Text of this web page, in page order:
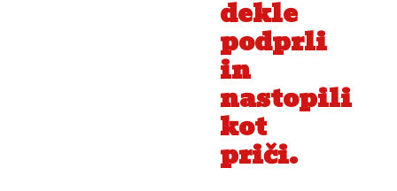
dekle
podprli
in
nastopili
kot
priči.